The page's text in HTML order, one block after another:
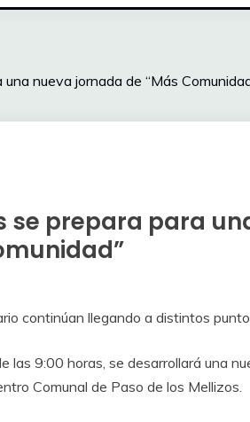
nueva jornada de “Más
se prepara para
continúan llegando a distintos
las 9:00 horas, se desarrollará una
Comunal de Paso de los Mellizos.